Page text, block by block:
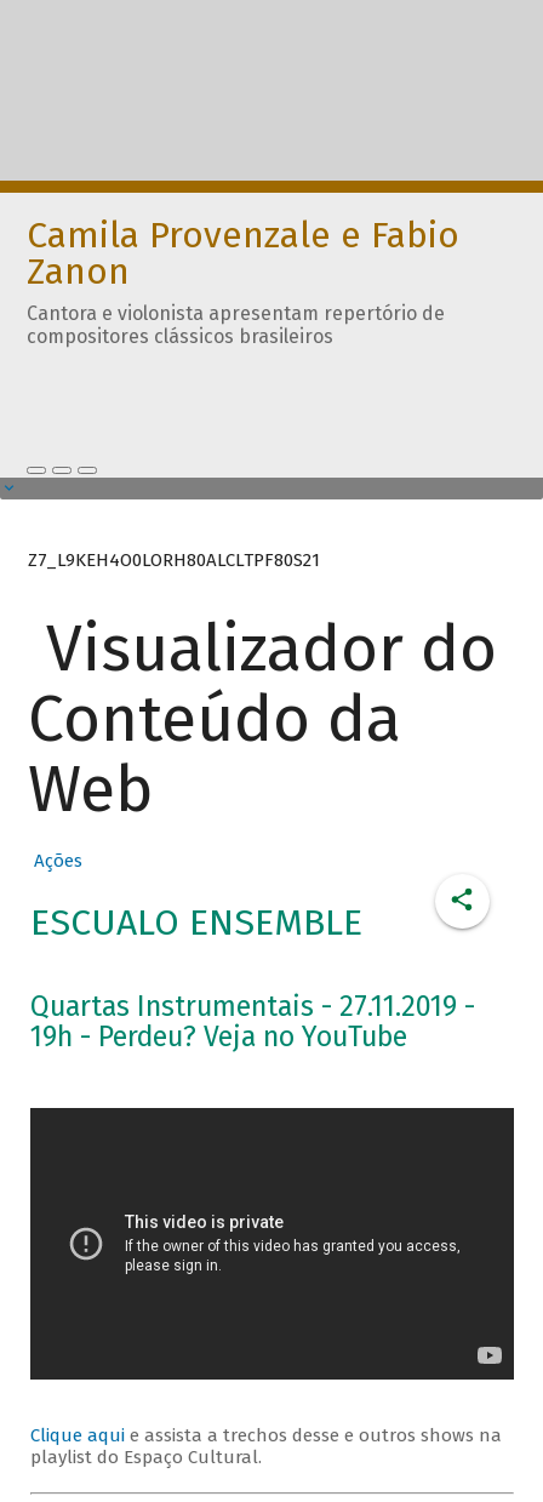
Camila Provenzale e Fabio
Zanon
Cantora e violonista apresentam repertório de
compositores clássicos brasileiros
Z7_L9KEH4O0LORH80ALCLTPF80S21
Visualizador do
Conteúdo da
Web
Ações
ESCUALO ENSEMBLE
Quartas Instrumentais - 27.11.2019 -
19h - Perdeu? Veja no YouTube
Clique aquie assista a trechos desse e outros shows na
playlist do Espaço Cultural.